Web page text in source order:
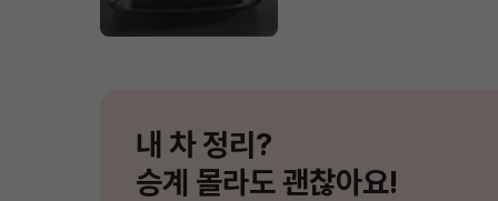
내 차 정리?
승계 몰라도 괜찮아요!